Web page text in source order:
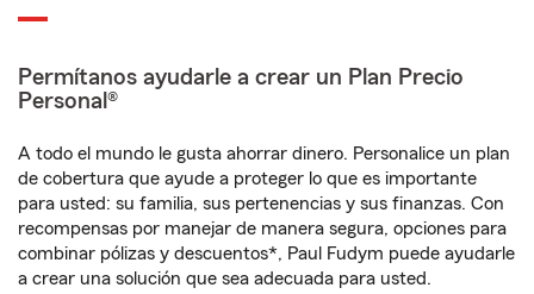
Permítanos ayudarle a crear un Plan Precio
Personal®
A todo el mundo le gusta ahorrar dinero. Personalice un plan
de cobertura que ayude a proteger lo que es importante
para usted: su familia, sus pertenencias y sus finanzas. Con
recompensas por manejar de manera segura, opciones para
combinar pólizas y descuentos*, Paul Fudym puede ayudarle
a crear una solución que sea adecuada para usted.